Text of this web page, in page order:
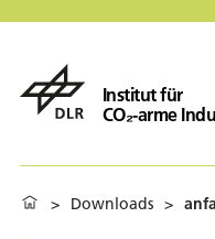
Institut für
CO₂-arme
> Downloads >